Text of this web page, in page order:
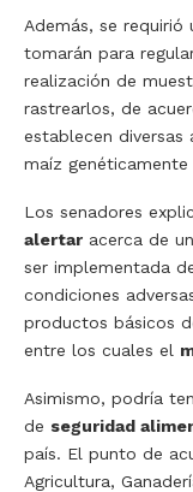
Además, se
tomarán para
realización de
rastrearlos, de
establecen
maíz
Los senadores
alertar acerca de
ser implementada
condiciones
productos básicos
entre los cuales el
Asimismo, podría
de seguridad
país. El punto de
Agricultura,